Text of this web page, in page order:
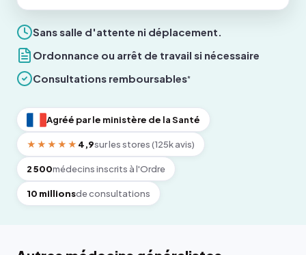
Sans salle d'attente ni déplacement.
Ordonnance ou arrêt de travail si nécessaire
Consultations remboursables*
Agréé par le ministère de la Santé
★★★★★ 4,9sur les stores (125k avis)
2 500médecins inscrits à l'Ordre
10 millionsde consultations